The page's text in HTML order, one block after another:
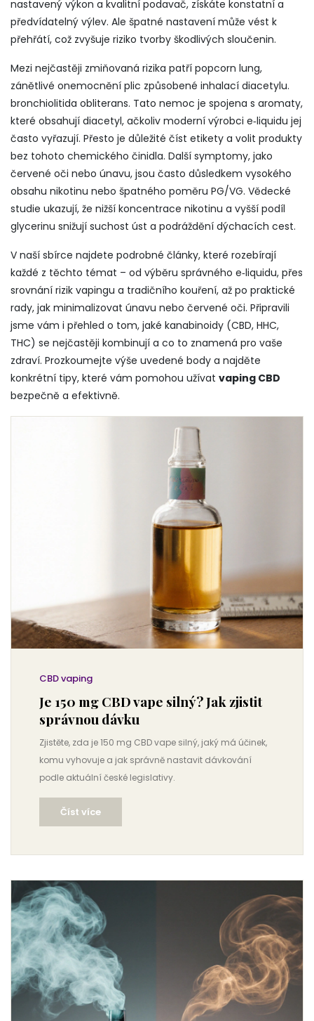
nastavený výkon a kvalitní podavač, získáte konstatní a
předvídatelný výlev. Ale špatné nastavení může vést k
přehřátí, což zvyšuje riziko tvorby škodlivých sloučenin.
Mezi nejčastěji zmiňovaná rizika patří popcorn lung,
zánětlivé onemocnění plic způsobené inhalací diacetylu.
bronchiolitida obliterans. Tato nemoc je spojena s aromaty,
které obsahují diacetyl, ačkoliv moderní výrobci e‑liquidu jej
často vyřazují. Přesto je důležité číst etikety a volit produkty
bez tohoto chemického činidla. Další symptomy, jako
červené oči nebo únavu, jsou často důsledkem vysokého
obsahu nikotinu nebo špatného poměru PG/VG. Vědecké
studie ukazují, že nižší koncentrace nikotinu a vyšší podíl
glycerinu snižují suchost úst a podráždění dýchacích cest.
V naší sbírce najdete podrobné články, které rozebírají
každé z těchto témat – od výběru správného e‑liquidu, přes
srovnání rizik vapingu a tradičního kouření, až po praktické
rady, jak minimalizovat únavu nebo červené oči. Připravili
jsme vám i přehled o tom, jaké kanabinoidy (CBD, HHC,
THC) se nejčastěji kombinují a co to znamená pro vaše
zdraví. Prozkoumejte výše uvedené body a najděte
konkrétní tipy, které vám pomohou užívat vaping CBD
bezpečně a efektivně.
CBD vaping
Je 150 mg CBD vape silný? Jak zjistit
správnou dávku
Zjistěte, zda je 150 mg CBD vape silný, jaký má účinek,
komu vyhovuje a jak správně nastavit dávkování
podle aktuální české legislativy.
Číst více